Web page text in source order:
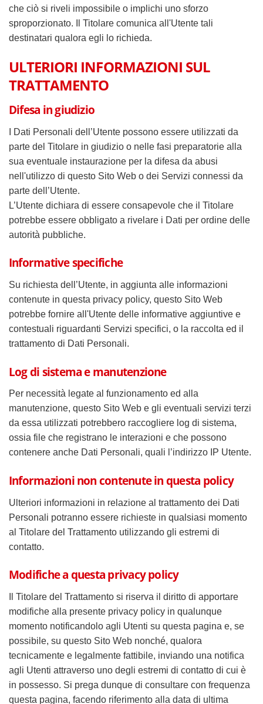
che ciò si riveli impossibile o implichi uno sforzo
sproporzionato. Il Titolare comunica all'Utente tali
destinatari qualora egli lo richieda.
ULTERIORI INFORMAZIONI SUL
TRATTAMENTO
Difesa in giudizio
I Dati Personali dell’Utente possono essere utilizzati da
parte del Titolare in giudizio o nelle fasi preparatorie alla
sua eventuale instaurazione per la difesa da abusi
nell'utilizzo di questo Sito Web o dei Servizi connessi da
parte dell’Utente.
L’Utente dichiara di essere consapevole che il Titolare
potrebbe essere obbligato a rivelare i Dati per ordine delle
autorità pubbliche.
Informative specifiche
Su richiesta dell’Utente, in aggiunta alle informazioni
contenute in questa privacy policy, questo Sito Web
potrebbe fornire all'Utente delle informative aggiuntive e
contestuali riguardanti Servizi specifici, o la raccolta ed il
trattamento di Dati Personali.
Log di sistema e manutenzione
Per necessità legate al funzionamento ed alla
manutenzione, questo Sito Web e gli eventuali servizi terzi
da essa utilizzati potrebbero raccogliere log di sistema,
ossia file che registrano le interazioni e che possono
contenere anche Dati Personali, quali l’indirizzo IP Utente.
Informazioni non contenute in questa policy
Ulteriori informazioni in relazione al trattamento dei Dati
Personali potranno essere richieste in qualsiasi momento
al Titolare del Trattamento utilizzando gli estremi di
contatto.
Modifiche a questa privacy policy
Il Titolare del Trattamento si riserva il diritto di apportare
modifiche alla presente privacy policy in qualunque
momento notificandolo agli Utenti su questa pagina e, se
possibile, su questo Sito Web nonché, qualora
tecnicamente e legalmente fattibile, inviando una notifica
agli Utenti attraverso uno degli estremi di contatto di cui è
in possesso. Si prega dunque di consultare con frequenza
questa pagina, facendo riferimento alla data di ultima